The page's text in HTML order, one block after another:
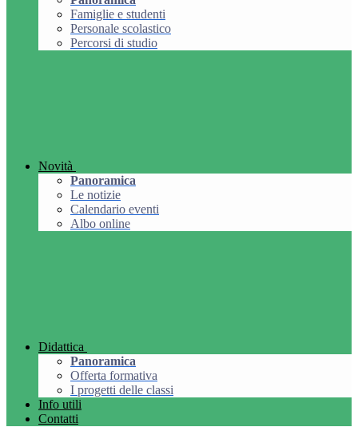
Famiglie e studenti
Personale scolastico
Percorsi di studio
Novità
Panoramica
Le notizie
Calendario eventi
Albo online
Didattica
Panoramica
Offerta formativa
I progetti delle classi
Info utili
Contatti